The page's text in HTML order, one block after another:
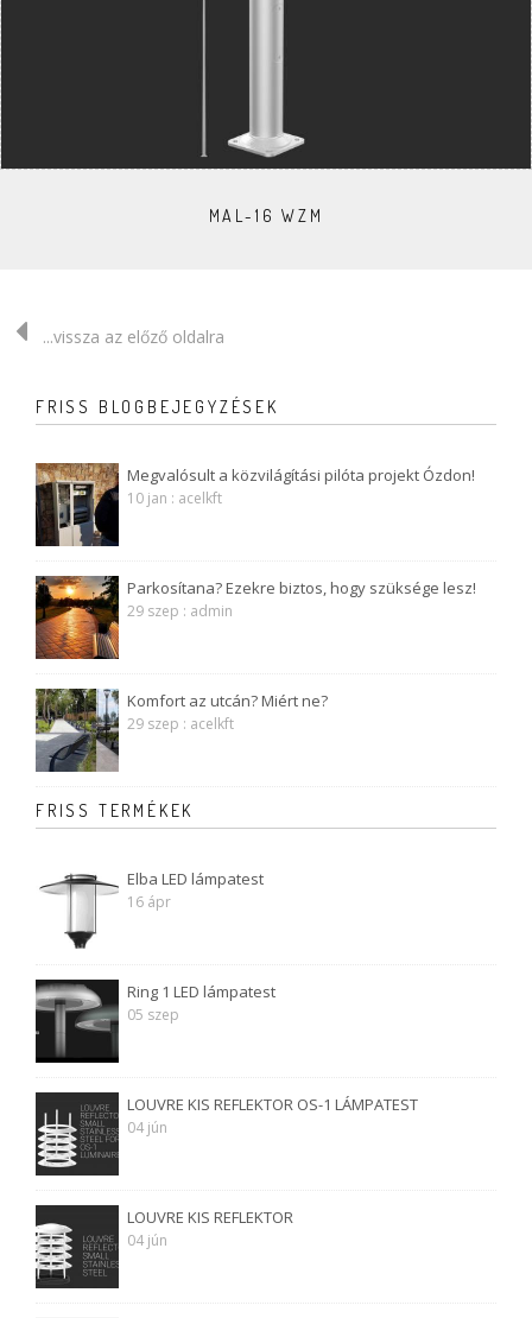
MAL-16 WZM
...vissza az előző oldalra
FRISS BLOGBEJEGYZÉSEK
Megvalósult a közvilágítási pilóta projekt Ózdon!
10 jan : acelkft
Parkosítana? Ezekre biztos, hogy szüksége lesz!
29 szep : admin
Komfort az utcán? Miért ne?
29 szep : acelkft
FRISS TERMÉKEK
Elba LED lámpatest
16 ápr
Ring 1 LED lámpatest
05 szep
LOUVRE KIS REFLEKTOR OS-1 LÁMPATEST
04 jún
LOUVRE KIS REFLEKTOR
04 jún